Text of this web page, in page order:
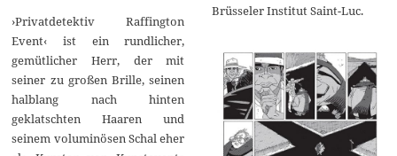
›Privatdetektiv Raffington
Event‹ ist ein rundlicher,
gemütlicher Herr, der mit
seiner zu großen Brille, seinen
halblang nach hinten
geklatschten Haaren und
seinem voluminösen Schal eher
Brüsseler Institut Saint-Luc.